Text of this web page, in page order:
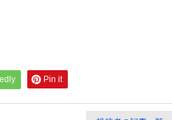
Pin it